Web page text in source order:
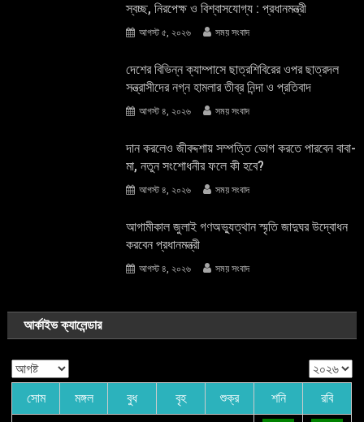
স্বচ্ছ, নিরপেক্ষ ও বিশ্বাসযোগ্য : প্রধানমন্ত্রী
আগস্ট ৫, ২০২৬ সময় সংবাদ
দেশের বিভিন্ন ক্যাম্পাসে ছাত্রশিবিরের ওপর ছাত্রদল
সন্ত্রাসীদের নগ্ন হামলার তীব্র নিন্দা ও প্রতিবাদ
আগস্ট ৪, ২০২৬ সময় সংবাদ
দান করলেও জীবদ্দশায় সম্পত্তি ভোগ করতে পারবেন বাবা-
মা, নতুন সংশোধনীর ফলে কী হবে?
আগস্ট ৪, ২০২৬ সময় সংবাদ
আগামীকাল জুলাই গণঅভ্যুত্থান স্মৃতি জাদুঘর উদ্বোধন
করবেন প্রধানমন্ত্রী
আগস্ট ৪, ২০২৬ সময় সংবাদ
আর্কাইভ ক্যালেন্ডার
সোম মঙ্গল বুধ বৃহ শুক্র শনি রবি